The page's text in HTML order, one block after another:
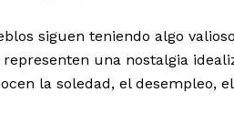
siguen teniendo algo
una nostalgia
la soledad, el desempleo,